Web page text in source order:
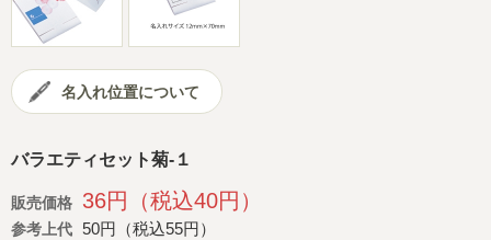
名入れ位置について
バラエティセット菊‐１
販売価格 36円（税込40円）
参考上代 50円（税込55円）